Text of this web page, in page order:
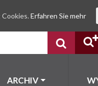
ARCHIV
Erfahren Sie mehr